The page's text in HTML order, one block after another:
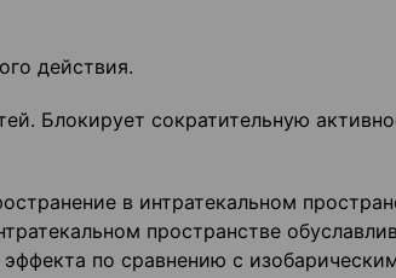
действия.
Блокирует сократительную
в интратекальном
пространстве
по сравнению с